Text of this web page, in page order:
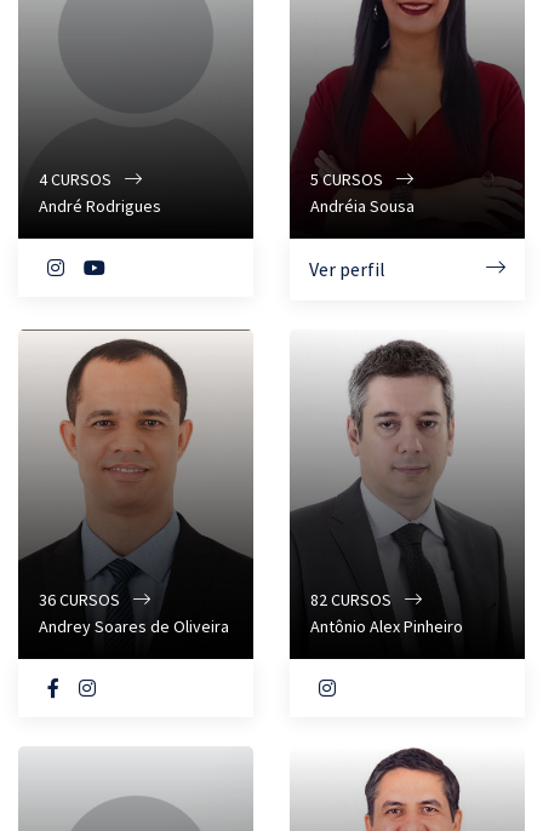
4CURSOS
André Rodrigues
5CURSOS
Andréia Sousa
Ver perfil
36CURSOS
Andrey Soares de Oliveira
82CURSOS
Antônio Alex Pinheiro